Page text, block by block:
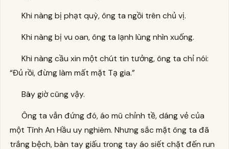
Khi nàng bị phạt quỳ, ông ta ngồi trên chủ vị.
Khi nàng bị vu oan, ông ta lạnh lùng nhìn xuống.
Khi nàng cầu xin một chút tin tưởng, ông ta chỉ nói:
“Đủ rồi, đừng làm mất mặt Tạ gia.”
Bây giờ cũng vậy.
Ông ta vẫn đứng đó, áo mũ chỉnh tề, dáng vẻ của
một Tĩnh An Hầu uy nghiêm. Nhưng sắc mặt ông ta đã
trắng bệch, bàn tay giấu trong tay áo siết chặt đến run